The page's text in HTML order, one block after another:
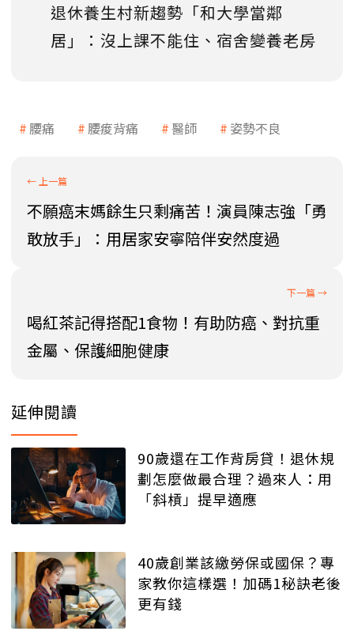
退休養生村新趨勢「和大學當鄰
居」：沒上課不能住、宿舍變養老房
腰痛 腰痠背痛 醫師 姿勢不良
不願癌末媽餘生只剩痛苦！演員陳志強「勇
敢放手」：用居家安寧陪伴安然度過
喝紅茶記得搭配1食物！有助防癌、對抗重
金屬、保護細胞健康
延伸閱讀
90歲還在工作背房貸！退休規
劃怎麼做最合理？過來人：用
「斜槓」提早適應
40歲創業該繳勞保或國保？專
家教你這樣選！加碼1秘訣老後
更有錢